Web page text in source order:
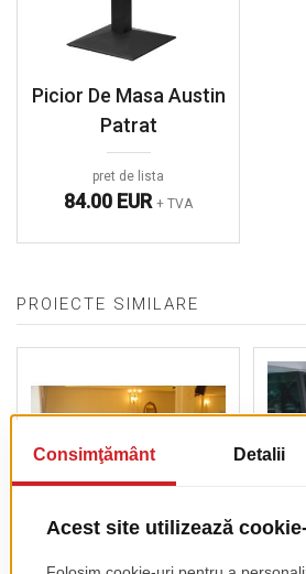
Picior De Masa Austin
Patrat
pret de lista
84.00 EUR + TVA
PROIECTE SIMILARE